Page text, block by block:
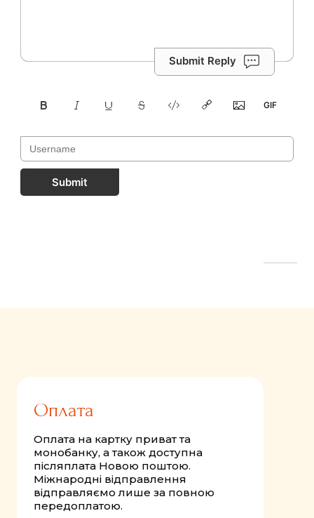
Submit Reply
Submit
Оплата
Оплата на картку приват та
монобанку, а також доступна
післяплата Новою поштою.
Міжнародні відправлення
відправляємо лише за повною
передоплатою.